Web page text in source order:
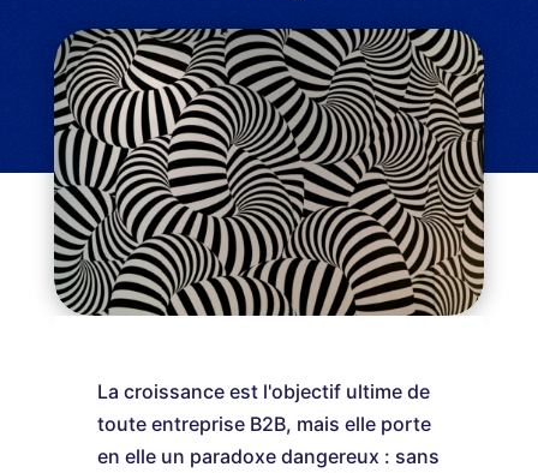
La croissance est l'objectif ultime de
toute entreprise B2B, mais elle porte
en elle un paradoxe dangereux : sans